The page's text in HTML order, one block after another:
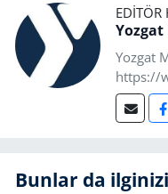
EDITÖR
Yozgat
Yozgat
https://
Bunlar da